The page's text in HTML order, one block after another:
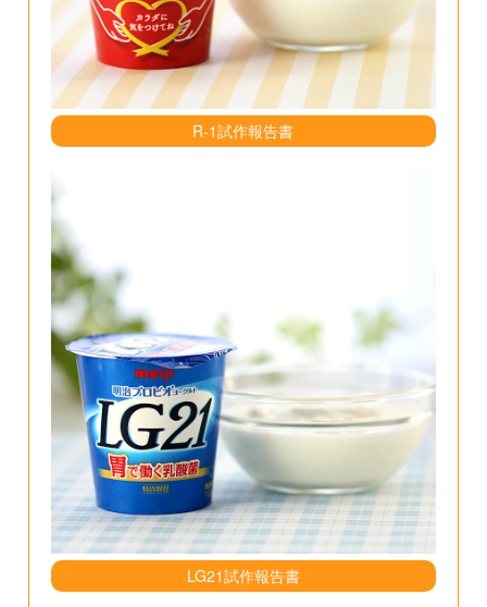
R-1試作報告書
LG21試作報告書